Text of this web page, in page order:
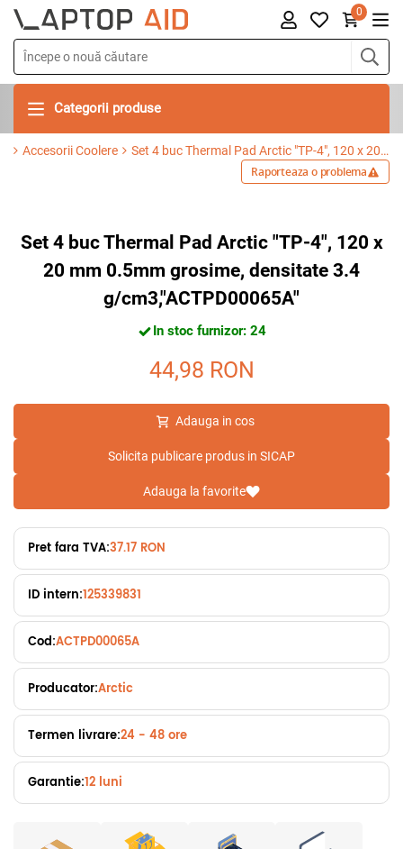
0
Categorii produse
Accesorii Coolere Set 4 buc Thermal Pad Arctic "TP-4", 120 x 20 mm 0.5mm grosime, densitate 3.4 g/cm3,"ACTPD00065A"
Raporteaza o problema
Set 4 buc Thermal Pad Arctic "TP-4", 120 x
20 mm 0.5mm grosime, densitate 3.4
g/cm3,"ACTPD00065A"
In stoc furnizor: 24
44,98 RON
Adauga in cos
Solicita publicare produs in SICAP
Adauga la favorite
Pret fara TVA:37.17 RON
ID intern:125339831
Cod:ACTPD00065A
Producator:Arctic
Termen livrare:24 - 48 ore
Garantie:12 luni